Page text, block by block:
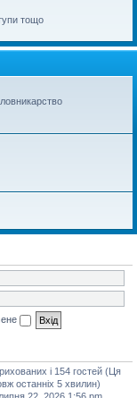
тощо
і 154 гостей (Ця
останніх 5 хвилин)
22, 2026 1:56 pm